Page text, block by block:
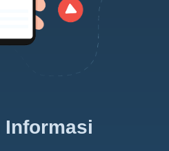
Informasi